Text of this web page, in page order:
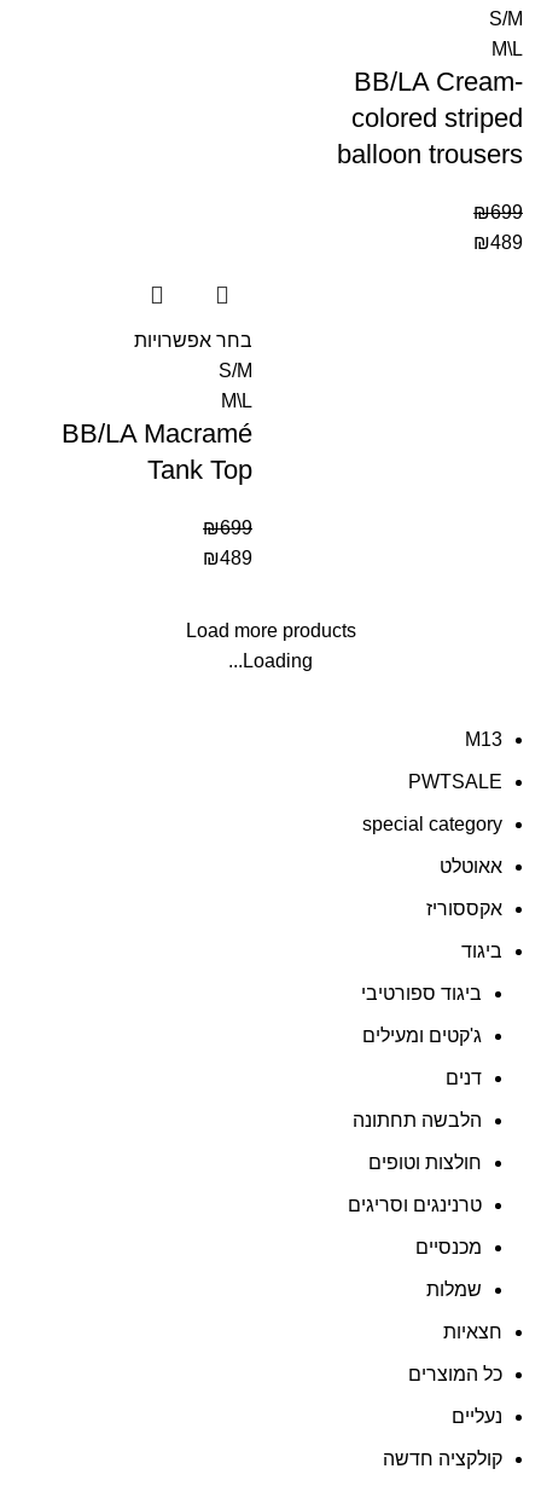
M13
PWTSALE
special category
אאוטלט
אקססוריז
ביגוד
ביגוד ספורטיבי
ג'קטים ומעילים
דנים
הלבשה תחתונה
חולצות וטופים
טרנינגים וסריגים
מכנסיים
שמלות
חצאיות
כל המוצרים
נעליים
קולקציה חדשה
S/M
M\L
BB/LA Cream-
colored striped
balloon trousers
₪699
₪489
בחר אפשרויות
S/M
M\L
BB/LA Macramé
Tank Top
₪699
₪489
Load more products
Loading...